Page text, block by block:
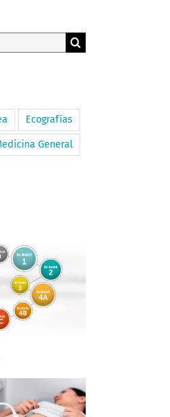
Ecografías
General